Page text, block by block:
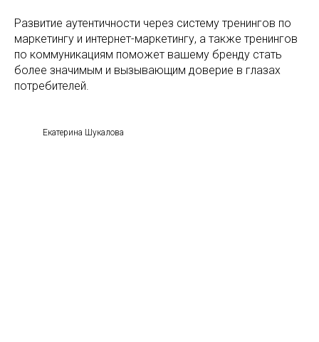
Развитие аутентичности через систему тренингов по
маркетингу и интернет-маркетингу, а также тренингов
по коммуникациям поможет вашему бренду стать
более значимым и вызывающим доверие в глазах
потребителей.
Екатерина Шукалова